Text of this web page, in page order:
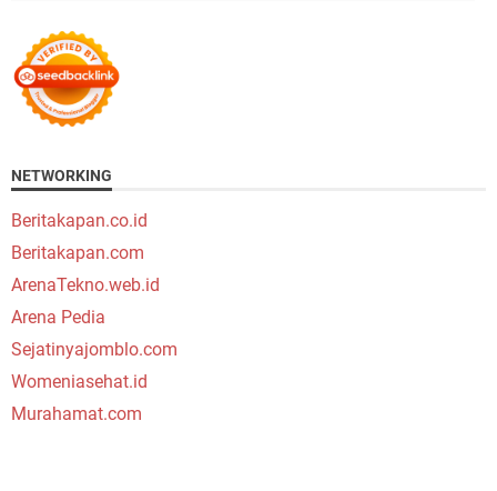
NETWORKING
Beritakapan.co.id
Beritakapan.com
ArenaTekno.web.id
Arena Pedia
Sejatinyajomblo.com
Womeniasehat.id
Murahamat.com